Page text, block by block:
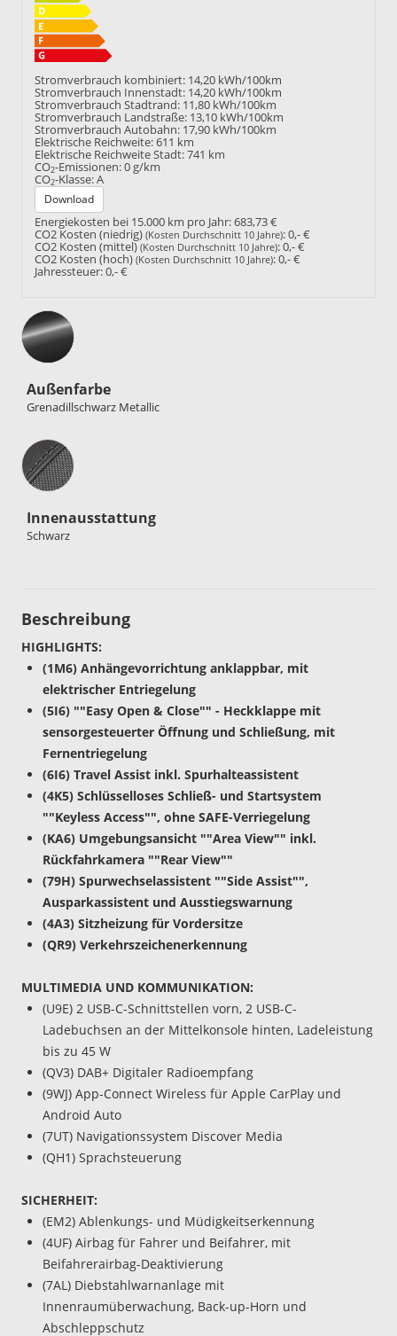
Stromverbrauch kombiniert: 14,20 kWh/100km
Stromverbrauch Innenstadt: 14,20 kWh/100km
Stromverbrauch Stadtrand: 11,80 kWh/100km
Stromverbrauch Landstraße: 13,10 kWh/100km
Stromverbrauch Autobahn: 17,90 kWh/100km
Elektrische Reichweite:611 km
Elektrische Reichweite Stadt:741 km
CO2-Emissionen:0 g/km
CO2-Klasse:A
Download
Energiekosten bei 15.000 km pro Jahr:683,73 €
CO2 Kosten (niedrig) (Kosten Durchschnitt 10 Jahre):0,- €
CO2 Kosten (mittel) (Kosten Durchschnitt 10 Jahre):0,- €
CO2 Kosten (hoch) (Kosten Durchschnitt 10 Jahre):0,- €
Jahressteuer:0,- €
Außenfarbe
Grenadillschwarz Metallic
Innenausstattung
Innenausstattung
Schwarz
Beschreibung
HIGHLIGHTS:
(1M6) Anhängevorrichtung anklappbar, mit
elektrischer Entriegelung
(5I6) ""Easy Open & Close"" - Heckklappe mit
sensorgesteuerter Öffnung und Schließung, mit
Fernentriegelung
(6I6) Travel Assist inkl. Spurhalteassistent
(4K5) Schlüsselloses Schließ- und Startsystem
""Keyless Access"", ohne SAFE-Verriegelung
(KA6) Umgebungsansicht ""Area View"" inkl.
Rückfahrkamera ""Rear View""
(79H) Spurwechselassistent ""Side Assist"",
Ausparkassistent und Ausstiegswarnung
(4A3) Sitzheizung für Vordersitze
(QR9) Verkehrszeichenerkennung
MULTIMEDIA UND KOMMUNIKATION:
(U9E) 2 USB-C-Schnittstellen vorn, 2 USB-C-
Ladebuchsen an der Mittelkonsole hinten, Ladeleistung
bis zu 45 W
(QV3) DAB+ Digitaler Radioempfang
(9WJ) App-Connect Wireless für Apple CarPlay und
Android Auto
(7UT) Navigationssystem Discover Media
(QH1) Sprachsteuerung
SICHERHEIT:
(EM2) Ablenkungs- und Müdigkeitserkennung
(4UF) Airbag für Fahrer und Beifahrer, mit
Beifahrerairbag-Deaktivierung
(7AL) Diebstahlwarnanlage mit
Innenraumüberwachung, Back-up-Horn und
Abschleppschutz